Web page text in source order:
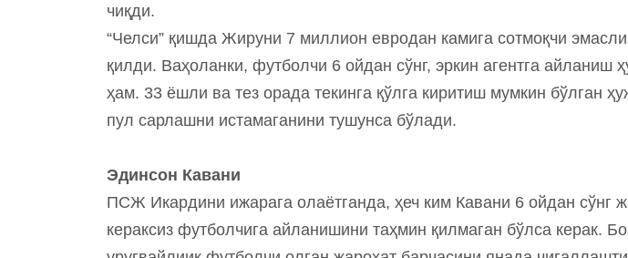
чиқди.
“Челси” қишда Жируни 7 миллион евродан камига сотмоқчи
қилди. Ваҳоланки, футболчи 6 ойдан сўнг, эркин агентга айланиш
ҳам. 33 ёшли ва тез орада текинга қўлга киритиш мумкин бўлган
пул сарлашни истамаганини тушунса бўлади.
Эдинсон Кавани
ПСЖ Икардини ижарага олаётганда, ҳеч ким Кавани 6 ойдан сўнг
кераксиз футболчига айланишини таҳмин қилмаган бўлса керак.